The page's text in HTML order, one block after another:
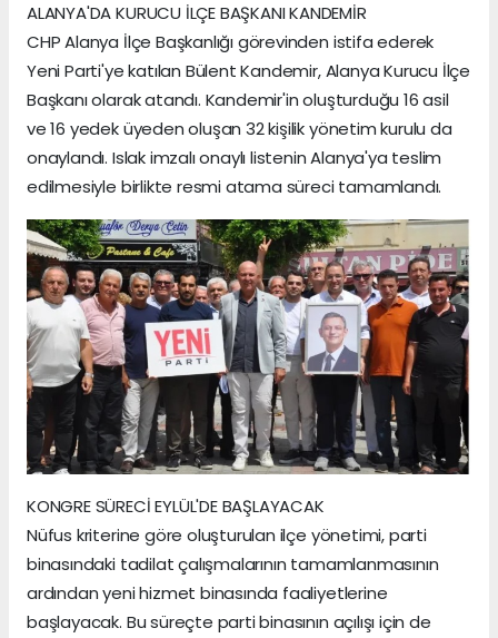
ALANYA'DA KURUCU İLÇE BAŞKANI KANDEMİR
CHP Alanya İlçe Başkanlığı görevinden istifa ederek
Yeni Parti'ye katılan Bülent Kandemir, Alanya Kurucu İlçe
Başkanı olarak atandı. Kandemir'in oluşturduğu 16 asil
ve 16 yedek üyeden oluşan 32 kişilik yönetim kurulu da
onaylandı. Islak imzalı onaylı listenin Alanya'ya teslim
edilmesiyle birlikte resmi atama süreci tamamlandı.
KONGRE SÜRECİ EYLÜL'DE BAŞLAYACAK
Nüfus kriterine göre oluşturulan ilçe yönetimi, parti
binasındaki tadilat çalışmalarının tamamlanmasının
ardından yeni hizmet binasında faaliyetlerine
başlayacak. Bu süreçte parti binasının açılışı için de